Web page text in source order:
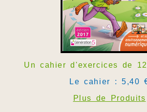
Un cahier d'exercices de
Le cahier : 5,40
Plus de Produits